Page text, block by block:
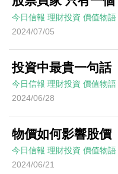
今日信報 理財投資 價值物語
2024/07/05
投資中最貴一句話
今日信報 理財投資 價值物語
2024/06/28
物價如何影響股價
今日信報 理財投資 價值物語
2024/06/21